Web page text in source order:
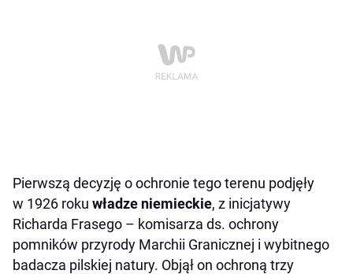
Pierwszą decyzję o ochronie tego terenu podjęły
w 1926 roku władze niemieckie, z inicjatywy
Richarda Frasego – komisarza ds. ochrony
pomników przyrody Marchii Granicznej i wybitnego
badacza pilskiej natury. Objął on ochroną trzy